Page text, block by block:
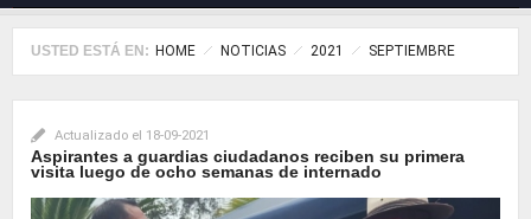
USTED ESTÁ EN: HOME NOTICIAS 2021 SEPTIEMBRE
Actualizado el 18-09-2021
Aspirantes a guardias ciudadanos reciben su primera
visita luego de ocho semanas de internado